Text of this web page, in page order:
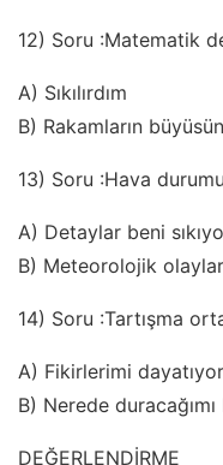
12) Soru :Matematik
A) Sıkılırdım
B) Rakamların
13) Soru :Hava
A) Detaylar beni
B) Meteorolojik
14) Soru :Tartışma
A) Fikirlerimi
B) Nerede
DEĞERLENDİRME